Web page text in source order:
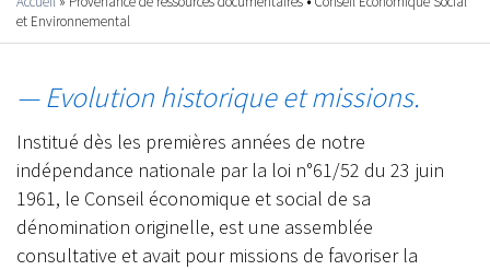
Vous êtes ici
et Environnemental
— Evolution historique et missions.
Institué dès les premières années de notre
indépendance nationale par la loi n°61/52 du 23 juin
1961, le Conseil économique et social de sa
dénomination originelle, est une assemblée
consultative et avait pour missions de favoriser la